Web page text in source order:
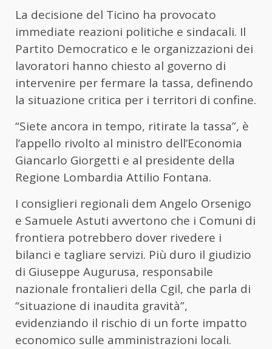
La decisione del Ticino ha provocato
immediate reazioni politiche e sindacali. Il
Partito Democratico e le organizzazioni dei
lavoratori hanno chiesto al governo di
intervenire per fermare la tassa, definendo
la situazione critica per i territori di confine.
“Siete ancora in tempo, ritirate la tassa”, è
l’appello rivolto al ministro dell’Economia
Giancarlo Giorgetti e al presidente della
Regione Lombardia Attilio Fontana.
I consiglieri regionali dem Angelo Orsenigo
e Samuele Astuti avvertono che i Comuni di
frontiera potrebbero dover rivedere i
bilanci e tagliare servizi. Più duro il giudizio
di Giuseppe Augurusa, responsabile
nazionale frontalieri della Cgil, che parla di
“situazione di inaudita gravità”,
evidenziando il rischio di un forte impatto
economico sulle amministrazioni locali.